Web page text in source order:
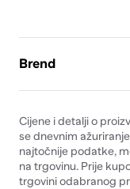
Brend
Cijene i detalji o
se dnevnim
najtočnije podatke,
na trgovinu. Prije
trgovini odabranog